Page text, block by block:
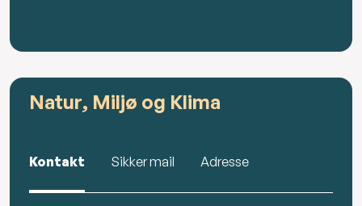
Natur, Miljø og Klima
Kontakt Sikker mail Adresse